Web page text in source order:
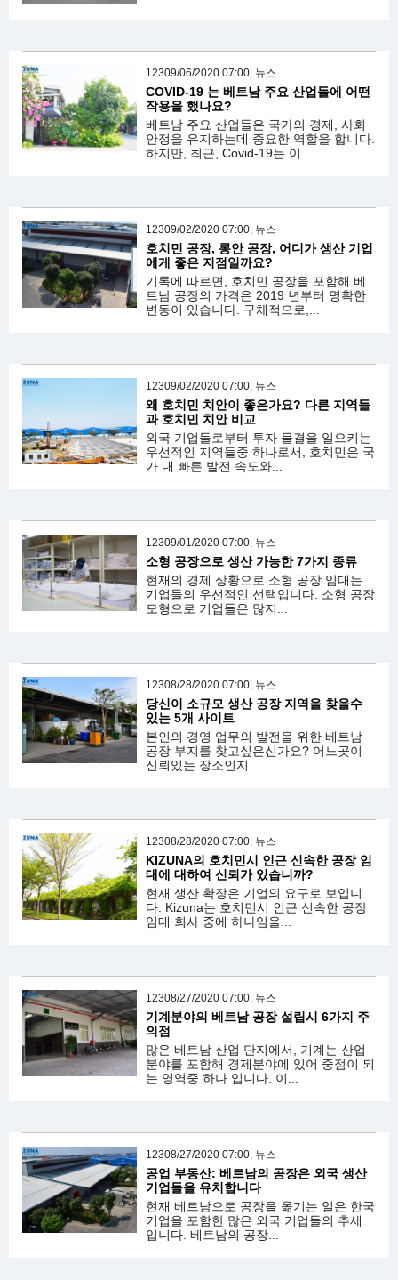
12309/06/2020 07:00, 뉴스
COVID-19 는 베트남 주요 산업들에 어떤
작용을 했나요?
베트남 주요 산업들은 국가의 경제, 사회
안정을 유지하는데 중요한 역할을 합니다.
하지만, 최근, Covid-19는 이...
12309/02/2020 07:00, 뉴스
호치민 공장, 롱안 공장, 어디가 생산 기업
에게 좋은 지점일까요?
기록에 따르면, 호치민 공장을 포함해 베
트남 공장의 가격은 2019 년부터 명확한
변동이 있습니다. 구체적으로,...
12309/02/2020 07:00, 뉴스
왜 호치민 치안이 좋은가요? 다른 지역들
과 호치민 치안 비교
외국 기업들로부터 투자 물결을 일으키는
우선적인 지역들중 하나로서, 호치민은 국
가 내 빠른 발전 속도와...
12309/01/2020 07:00, 뉴스
소형 공장으로 생산 가능한 7가지 종류
현재의 경제 상황으로 소형 공장 임대는
기업들의 우선적인 선택입니다. 소형 공장
모형으로 기업들은 많지...
12308/28/2020 07:00, 뉴스
당신이 소규모 생산 공장 지역을 찾을수
있는 5개 사이트
본인의 경영 업무의 발전을 위한 베트남
공장 부지를 찾고싶은신가요? 어느곳이
신뢰있는 장소인지...
12308/28/2020 07:00, 뉴스
KIZUNA의 호치민시 인근 신속한 공장 임
대에 대하여 신뢰가 있습니까?
현재 생산 확장은 기업의 요구로 보입니
다. Kizuna는 호치민시 인근 신속한 공장
임대 회사 중에 하나임을...
12308/27/2020 07:00, 뉴스
기계분야의 베트남 공장 설립시 6가지 주
의점
많은 베트남 산업 단지에서, 기계는 산업
분야를 포함해 경제분야에 있어 중점이 되
는 영역중 하나 입니다. 이...
12308/27/2020 07:00, 뉴스
공업 부동산: 베트남의 공장은 외국 생산
기업들을 유치합니다
현재 베트남으로 공장을 옮기는 일은 한국
기업을 포함한 많은 외국 기업들의 추세
입니다. 베트남의 공장...